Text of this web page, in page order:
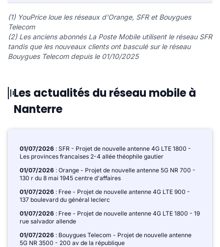
(1) YouPrice loue les réseaux d'Orange, SFR et Bouygues
Telecom
(2) Les anciens abonnés La Poste Mobile utilisent le réseau SFR
tandis que les nouveaux clients ont basculé sur le réseau
Bouygues Telecom depuis le 01/10/2025
Les actualités du réseau mobile à
Nanterre
01/07/2026 : SFR - Projet de nouvelle antenne 4G LTE 1800 -
Les provinces francaises 2-4 allée théophile gautier
01/07/2026 : Orange - Projet de nouvelle antenne 5G NR 700 -
130 r du 8 mai 1945 centre d'affaires
01/07/2026 : Free - Projet de nouvelle antenne 4G LTE 900 -
137 boulevard du général leclerc
01/07/2026 : Free - Projet de nouvelle antenne 4G LTE 1800 - 19
rue salvador allende
01/07/2026 : Bouygues Telecom - Projet de nouvelle antenne
5G NR 3500 - 200 av de la république